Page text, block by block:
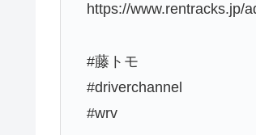
https://www.rentracks.jp/
#藤トモ
#driverchannel
#wrv